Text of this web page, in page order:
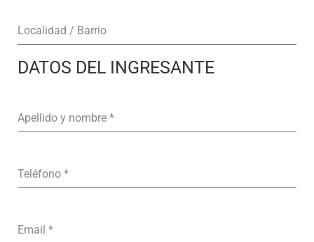
Localidad / Barrio
DATOS DEL INGRESANTE
Apellido y nombre *
Teléfono *
Email *